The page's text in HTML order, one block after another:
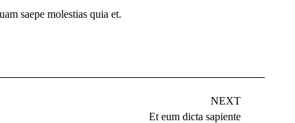
saepe molestias quia et.
NEXT
Et eum dicta sapiente